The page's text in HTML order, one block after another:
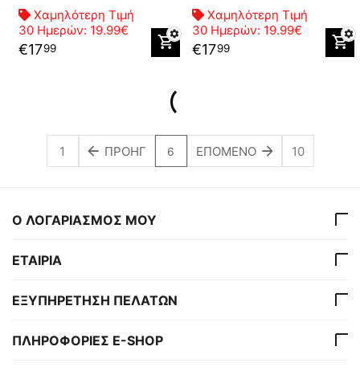
Χαμηλότερη Τιμή
30 Ημερών: 19.99€
€1799
Χαμηλότερη Τιμή
30 Ημερών: 19.99€
€1799
1 ΠΡΟΗΓ 6 ΕΠΌΜΕΝΟ 10
Ο ΛΟΓΑΡΙΑΣΜΟΣ ΜΟΥ
ΕΤΑΙΡΙΑ
ΕΞΥΠΗΡΕΤΗΣΗ ΠΕΛΑΤΩΝ
ΠΛΗΡΟΦΟΡΙΕΣ E-SHOP